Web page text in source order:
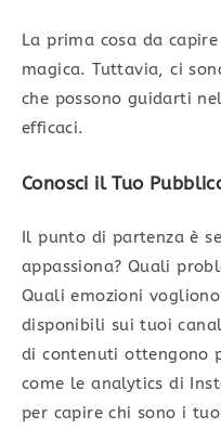
La prima cosa da
magica. Tuttavia, ci
che possono guidarti
efficaci.
Conosci il Tuo
Il punto di partenza è
appassiona? Quali
Quali emozioni
disponibili sui tuoi
di contenuti ottengono
come le analytics di
per capire chi sono i